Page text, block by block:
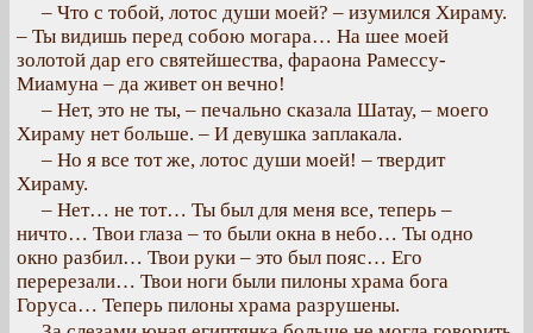
– Что с тобой, лотос души моей? – изумился Хираму.
– Ты видишь перед собою могара… На шее моей
золотой дар его святейшества, фараона Рамессу-
Миамуна – да живет он вечно!
– Нет, это не ты, – печально сказала Шатау, – моего
Хираму нет больше. – И девушка заплакала.
– Но я все тот же, лотос души моей! – твердит
Хираму.
– Нет… не тот… Ты был для меня все, теперь –
ничто… Твои глаза – то были окна в небо… Ты одно
окно разбил… Твои руки – это был пояс… Его
перерезали… Твои ноги были пилоны храма бога
Горуса… Теперь пилоны храма разрушены.